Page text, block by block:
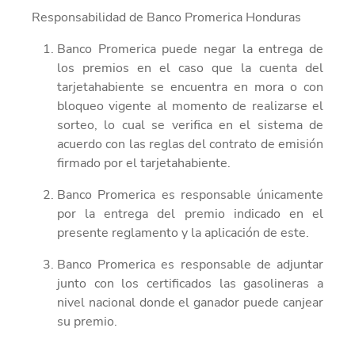
Responsabilidad de Banco Promerica Honduras
Banco Promerica puede negar la entrega de
los premios en el caso que la cuenta del
tarjetahabiente se encuentra en mora o con
bloqueo vigente al momento de realizarse el
sorteo, lo cual se verifica en el sistema de
acuerdo con las reglas del contrato de emisión
firmado por el tarjetahabiente.
Banco Promerica es responsable únicamente
por la entrega del premio indicado en el
presente reglamento y la aplicación de este.
Banco Promerica es responsable de adjuntar
junto con los certificados las gasolineras a
nivel nacional donde el ganador puede canjear
su premio.